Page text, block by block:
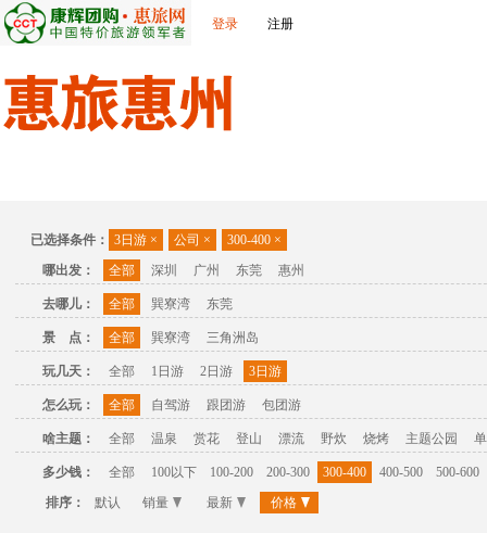
登录 注册
已选择条件： 3日游 × 公司 × 300-400 ×
哪出发：
全部 深圳 广州 东莞 惠州
去哪儿： 全部 巽寮湾 东莞
景 点： 全部 巽寮湾 三角洲岛
玩几天： 全部 1日游 2日游 3日游
怎么玩： 全部 自驾游 跟团游 包团游
啥主题： 全部 温泉 赏花 登山 漂流 野炊 烧烤 主题公园
多少钱： 全部 100以下 100-200 200-300 300-400 400-500
500-600
排序：
默认 销量 最新 价格